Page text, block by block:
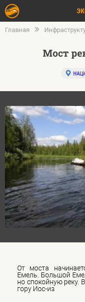
Главная
Мост
От моста
Емель. Большой
но спокойную реку.
гору Иос-из